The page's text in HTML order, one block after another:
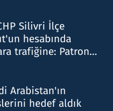
Silivri İlçe
hesabında
trafiğine: Patron
Arabistan'ın
hedef aldık